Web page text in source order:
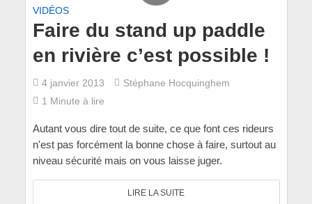
VIDÉOS
Faire du stand up paddle
en rivière c’est possible !
4 janvier 2013
Stéphane Hocquinghem
1 Minute à lire
Autant vous dire tout de suite, ce que font ces rideurs
n'est pas forcément la bonne chose à faire, surtout au
niveau sécurité mais on vous laisse juger.
LIRE LA SUITE